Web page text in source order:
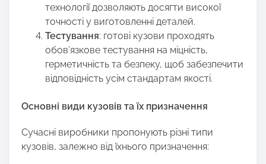
технології дозволяють досягти високої
точності у виготовленні деталей.
Тестування: готові кузови проходять
обов’язкове тестування на міцність,
герметичність та безпеку, щоб забезпечити
відповідність усім стандартам якості.
Основні види кузовів та їх призначення
Сучасні виробники пропонують різні типи
кузовів, залежно від їхнього призначення: